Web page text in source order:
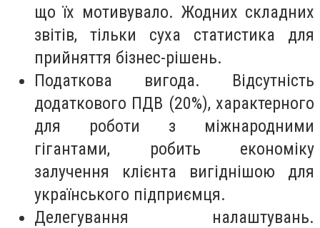
що їх мотивувало. Жодних складних
звітів, тільки суха статистика для
прийняття бізнес-рішень.
Податкова вигода. Відсутність
додаткового ПДВ (20%), характерного
для роботи з міжнародними
гігантами, робить економіку
залучення клієнта вигіднішою для
українського підприємця.
Делегування налаштувань.